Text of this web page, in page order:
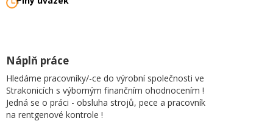
Náplň práce
Hledáme pracovníky/-ce do výrobní společnosti ve
Strakonicích s výborným finančním ohodnocením !
Jedná se o práci - obsluha strojů, pece a pracovník
na rentgenové kontrole !